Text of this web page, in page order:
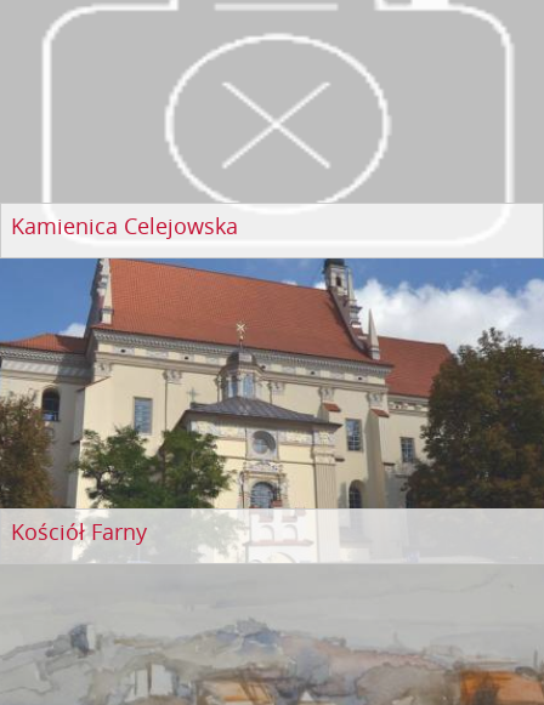
Kamienica Celejowska
Kościół Farny